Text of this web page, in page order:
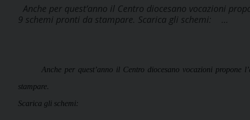
Anche per quest’anno il Centro diocesano vocazioni
9 schemi pronti da stampare. Scarica gli schemi: …
Anche per quest’anno il Centro diocesano vocazioni propone
stampare.
Scarica gli schemi: